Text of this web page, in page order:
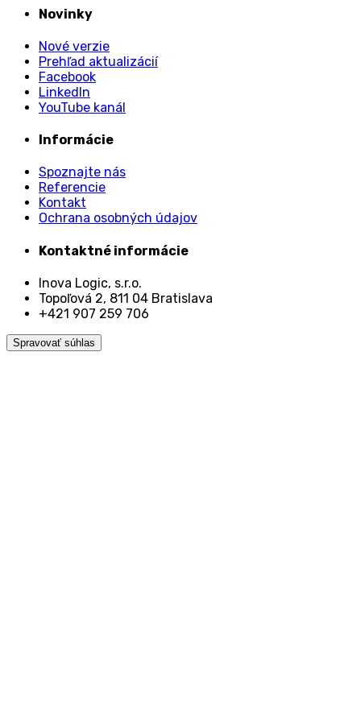
Novinky
Nové verzie
Prehľad aktualizácií
Facebook
LinkedIn
YouTube kanál
Informácie
Spoznajte nás
Referencie
Kontakt
Ochrana osobných údajov
Kontaktné informácie
Inova Logic, s.r.o.
Topoľová 2, 811 04 Bratislava
+421 907 259 706
Spravovať súhlas